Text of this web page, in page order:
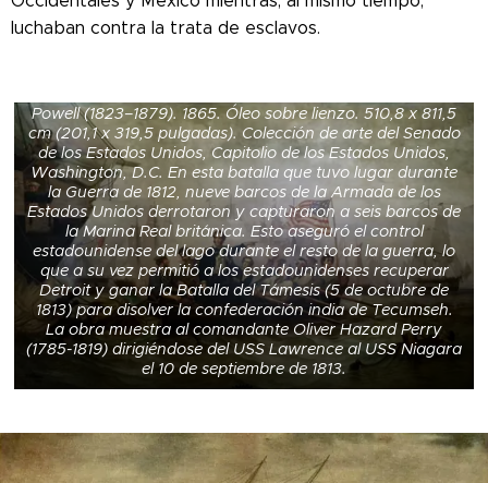
luchaban contra la trata de esclavos.
Powell (1823–1879). 1865. Óleo sobre lienzo. 510,8 x 811,5
cm (201,1 x 319,5 pulgadas). Colección de arte del Senado
de los Estados Unidos, Capitolio de los Estados Unidos,
Washington, D.C. En esta batalla que tuvo lugar durante
la Guerra de 1812, nueve barcos de la Armada de los
Estados Unidos derrotaron y capturaron a seis barcos de
la Marina Real británica. Esto aseguró el control
estadounidense del lago durante el resto de la guerra, lo
que a su vez permitió a los estadounidenses recuperar
Detroit y ganar la Batalla del Támesis (5 de octubre de
1813) para disolver la confederación india de Tecumseh.
La obra muestra al comandante Oliver Hazard Perry
(1785-1819) dirigiéndose del USS Lawrence al USS Niagara
el 10 de septiembre de 1813.